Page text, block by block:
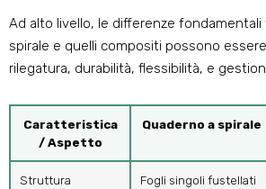
Ad alto livello, le differenze fondamentali
spirale e quelli compositi possono
rilegatura, durabilità, flessibilità, e
Caratteristica
/ Aspetto
Quaderno a spirale
Struttura
Fogli singoli fustellati